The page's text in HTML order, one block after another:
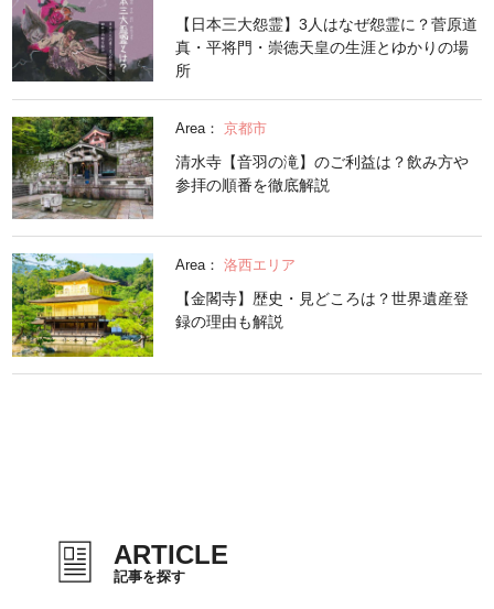
【日本三大怨霊】3人はなぜ怨霊に？菅原道
真・平将門・崇徳天皇の生涯とゆかりの場
所
Area： 京都市
清水寺【音羽の滝】のご利益は？飲み方や
参拝の順番を徹底解説
Area： 洛西エリア
【金閣寺】歴史・見どころは？世界遺産登
録の理由も解説
ARTICLE
記事を探す